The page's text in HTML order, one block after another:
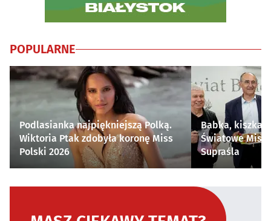
POPULARNE
Podlasianka najpiękniejszą Polką.
Wiktoria Ptak zdobyła koronę Miss
Polski 2026
Babka, kiszka i
Światowe
Supraśla